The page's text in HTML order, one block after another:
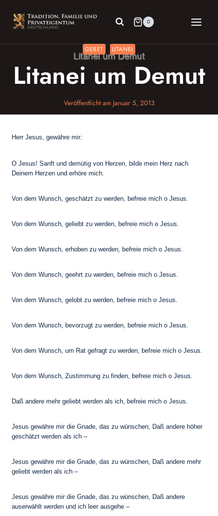
Inhalt
springen
0
GEBET LITANEI
Litanei um Demut
Veröffentlicht am Januar 5, 2013
Herr Jesus, gewähre mir:
O Jesus! Sanft und demütig von Herzen, bilde mein Herz nach
Deinem Herzen und erhöre mich.
Von dem Wunsch, geschätzt zu werden, befreie mich o Jesus.
Von dem Wunsch, geliebt zu werden, befreie mich o Jesus.
Von dem Wunsch, erhoben zu werden, befreie mich o Jesus.
Von dem Wunsch, geehrt zu werden, befreie mich o Jesus.
Von dem Wunsch, gelobt zu werden, befreie mich o Jesus.
Von dem Wunsch, bevorzugt zu werden, befreie mich o Jesus.
Von dem Wunsch, um Rat gefragt zu werden, befreie mich o Jesus.
Von dem Wunsch, Zustimmung zu finden, befreie mich o Jesus.
Daß andere mehr geliebt werden als ich, befreie mich o Jesus.
Jesus gewähre mir die Gnade, das zu wünschen, Daß andere höher
geschätzt werden als ich –
Jesus gewähre mir die Gnade, das zu wünschen, Daß andere mehr
geliebt werden als ich –
Jesus gewähre mir die Gnade, das zu wünschen, Daß andere
auserwählt werden und ich leer ausgehe –